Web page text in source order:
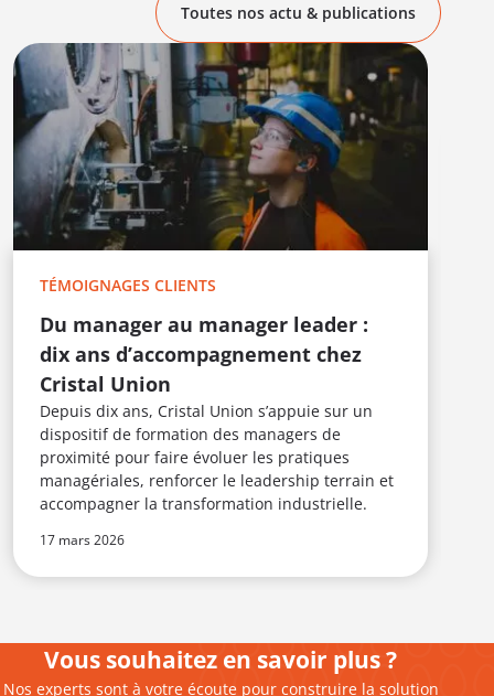
Toutes nos actu & publications
TÉMOIGNAGES CLIENTS
Du manager au manager leader :
dix ans d’accompagnement chez
Cristal Union
Depuis dix ans, Cristal Union s’appuie sur un
dispositif de formation des managers de
proximité pour faire évoluer les pratiques
managériales, renforcer le leadership terrain et
accompagner la transformation industrielle.
17 mars 2026
Vous souhaitez en savoir plus ?
Nos experts sont à votre écoute pour construire la solution